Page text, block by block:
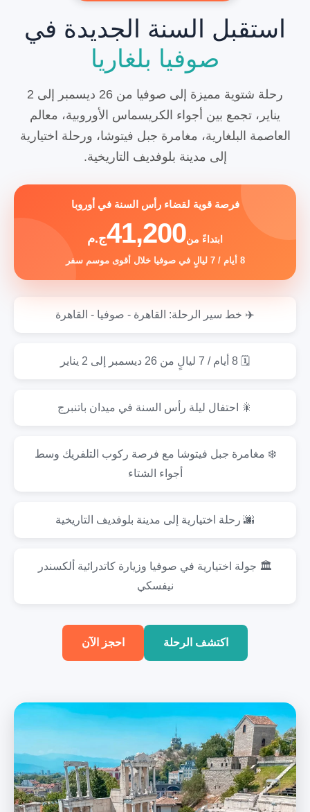
استقبل السنة الجديدة في
صوفيا بلغاريا
رحلة شتوية مميزة إلى صوفيا من 26 ديسمبر إلى 2
يناير، تجمع بين أجواء الكريسماس الأوروبية، معالم
العاصمة البلغارية، مغامرة جبل فيتوشا، ورحلة اختيارية
إلى مدينة بلوفديف التاريخية.
فرصة قوية لقضاء رأس السنة في أوروبا
ابتداءً من41,200ج.م
8 أيام / 7 ليالٍ في صوفيا خلال أقوى موسم سفر
✈️ خط سير الرحلة: القاهرة - صوفيا - القاهرة
🗓️ 8 أيام / 7 ليالٍ من 26 ديسمبر إلى 2 يناير
🎇 احتفال ليلة رأس السنة في ميدان باتنبرج
❄️ مغامرة جبل فيتوشا مع فرصة ركوب التلفريك وسط
أجواء الشتاء
🌆 رحلة اختيارية إلى مدينة بلوفديف التاريخية
🏛️ جولة اختيارية في صوفيا وزيارة كاتدرائية ألكسندر
نيفسكي
اكتشف الرحلة احجز الآن